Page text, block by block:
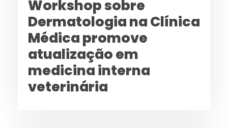
Workshop sobre
Dermatologia na Clínica
Médica promove
atualização em
medicina interna
veterinária